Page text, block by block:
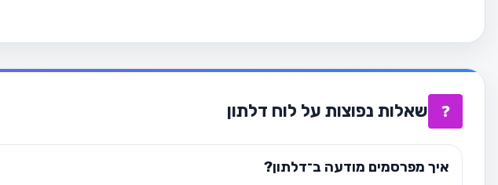
❓ שאלות נפוצות על לוח דלתון
איך מפרסמים מודעה ב־דלתון?